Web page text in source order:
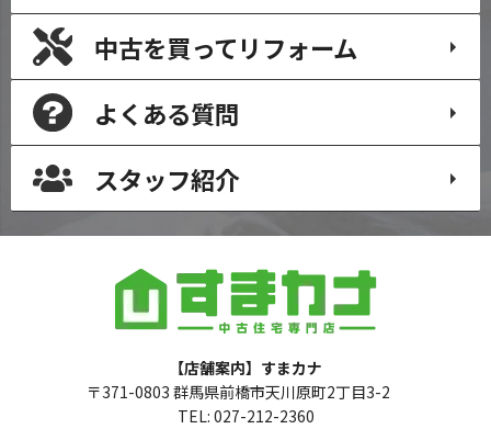
中古を買ってリフォーム
よくある質問
スタッフ紹介
【店舗案内】すまカナ
〒371-0803 群馬県前橋市天川原町2丁目3-2
TEL: 027-212-2360